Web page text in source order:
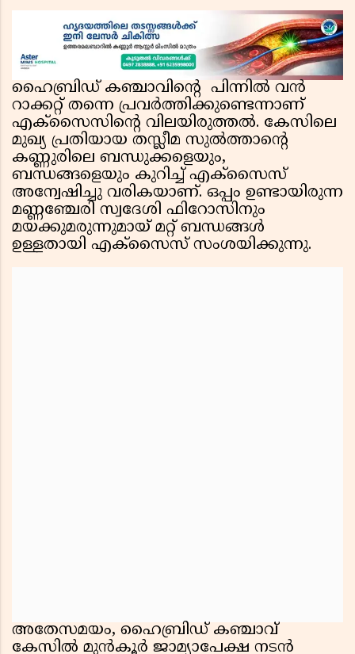
ഹൈബ്രിഡ് കഞ്ചാവിന്റെ പിന്നിൽ വൻ
റാക്കറ്റ് തന്നെ പ്രവർത്തിക്കുണ്ടെന്നാണ്
എക്സൈസിന്റെ വിലയിരുത്തൽ. കേസിലെ
മുഖ്യ പ്രതിയായ തസ്ലീമ സുൽത്താന്റെ
കണ്ണുരിലെ ബന്ധുക്കളെയും,
ബന്ധങ്ങളെയും കുറിച്ച് എക്സൈസ്
അന്വേഷിച്ചു വരികയാണ്. ഒപ്പം ഉണ്ടായിരുന്ന
മണ്ണഞ്ചേരി സ്വദേശി ഫിറോസിനും
മയക്കുമരുന്നുമായ് മറ്റ് ബന്ധങ്ങൾ
ഉള്ളതായി എക്സൈസ് സംശയിക്കുന്നു.
അതേസമയം, ഹൈബ്രിഡ് കഞ്ചാവ്
കേസില്‍ മുന്‍കൂര്‍ ജാമ്യാപേക്ഷ നടന്‍